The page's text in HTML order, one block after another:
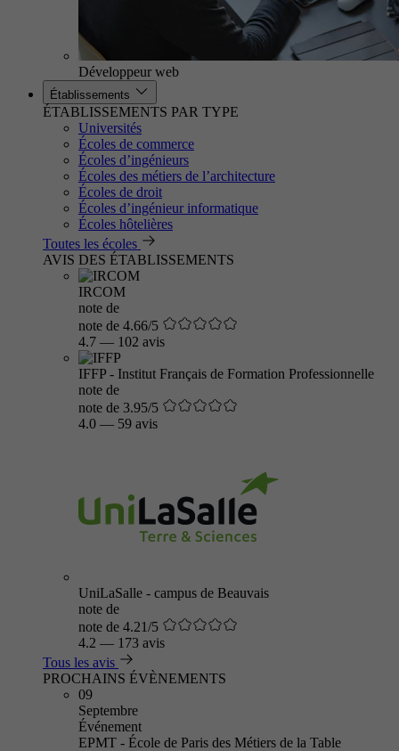
Développeur web
Établissements
ÉTABLISSEMENTS PAR TYPE
Universités
Écoles de commerce
Écoles d’ingénieurs
Écoles des métiers de l’architecture
Écoles de droit
Écoles d’ingénieur informatique
Écoles hôtelières
Toutes les écoles
AVIS DES ÉTABLISSEMENTS
IRCOM
note de
note de 4.66/5
4.7 — 102 avis
IFFP - Institut Français de Formation Professionnelle
note de
note de 3.95/5
4.0 — 59 avis
UniLaSalle - campus de Beauvais
note de
note de 4.21/5
4.2 — 173 avis
Tous les avis
PROCHAINS ÉVÈNEMENTS
09
Septembre
Événement
EPMT - École de Paris des Métiers de la Table